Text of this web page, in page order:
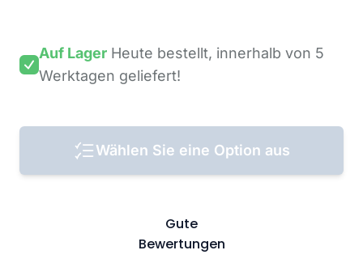
Auf Lager Heute bestellt, innerhalb von 5
Werktagen geliefert!
Wählen Sie eine Option aus
Gute
Bewertungen